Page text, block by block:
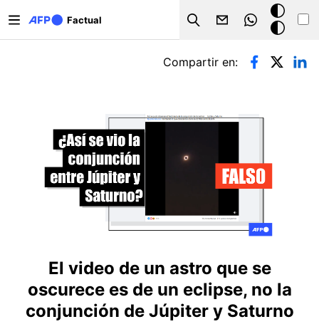
Factual
Search
Modo
oscuro
Solapas principales
Compartir en:
El video de un astro que se
oscurece es de un eclipse, no la
conjunción de Júpiter y Saturno